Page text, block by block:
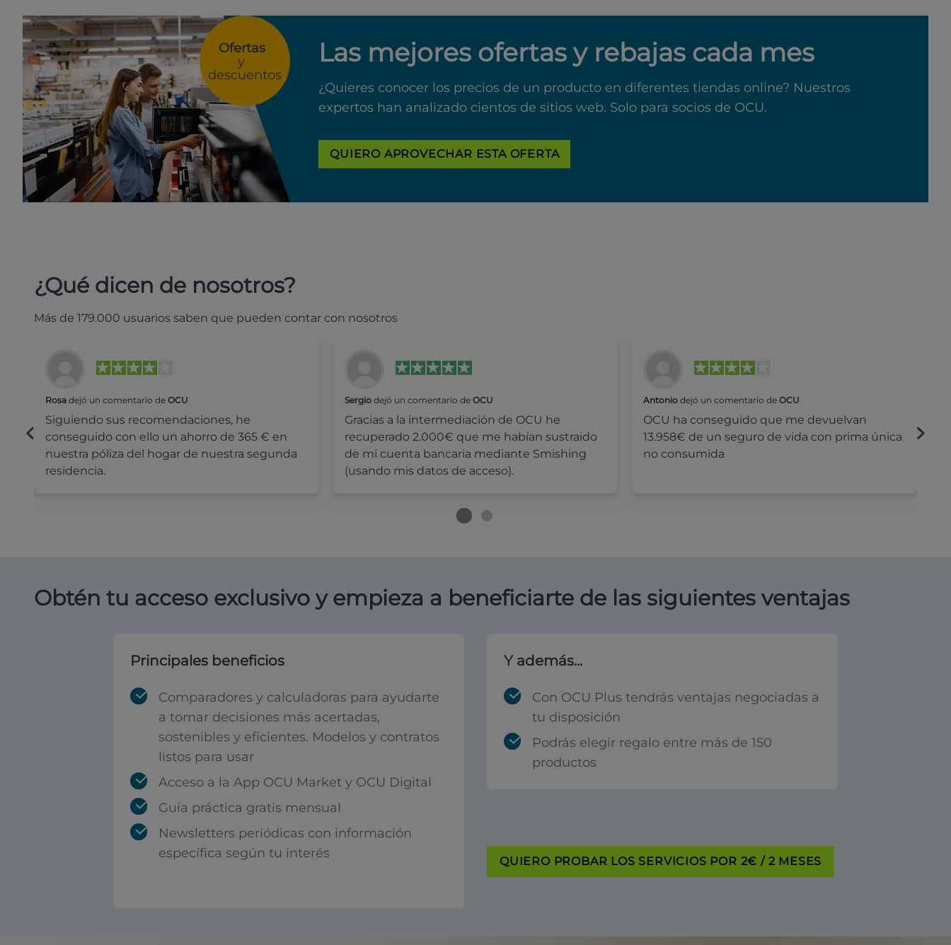
Ofertas
y
descuentos
Las mejores ofertas y rebajas cada mes
¿Quieres conocer los precios de un producto en diferentes tiendas online? Nuestros
expertos han analizado cientos de sitios web. Solo para socios de OCU.
QUIERO APROVECHAR ESTA OFERTA
¿Qué dicen de nosotros?
Más de 179.000 usuarios saben que pueden contar con nosotros
Rosa dejó un comentario de OCU
Siguiendo sus recomendaciones, he
conseguido con ello un ahorro de 365 € en
nuestra póliza del hogar de nuestra segunda
residencia.
Sergiodejó un comentario de OCU
Gracias a la intermediación de OCU he
recuperado 2.000€ que me habían sustraido
de mi cuenta bancaria mediante Smishing
(usando mis datos de acceso).
Antonio dejó un comentario deOCU
OCU ha conseguido que me devuelvan
13.958€ de un seguro de vida con prima única
no consumida
Obtén tu acceso exclusivo y empieza a beneficiarte de las siguientes ventajas
Principales beneficios
Comparadores y calculadoras para ayudarte
a tomar decisiones más acertadas,
sostenibles y eficientes. Modelos y contratos
listos para usar
Acceso a la App OCU Market y OCU Digital
Guía práctica gratis mensual
Newsletters periódicas con información
específica según tu interés
Y además...
Con OCU Plus tendrás ventajas negociadas a
tu disposición
Podrás elegir regalo entre más de 150
productos
QUIERO PROBAR LOS SERVICIOS POR 2€ / 2 MESES